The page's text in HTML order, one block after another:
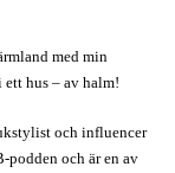
med min
hus – av halm!
och influencer
och är en av